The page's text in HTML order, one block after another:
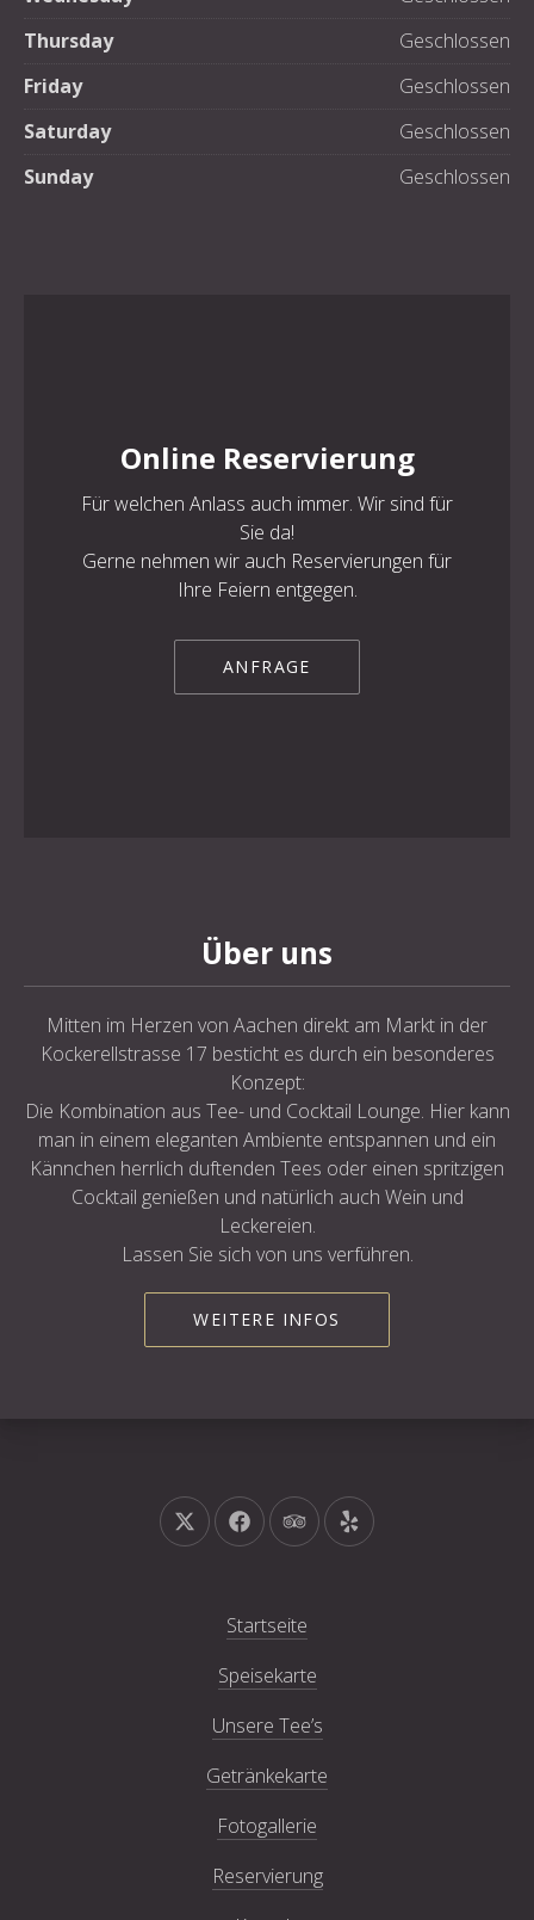
Thursday
Geschlossen
Friday
Geschlossen
Saturday
Geschlossen
Sunday
Geschlossen
Online Reservierung
Für welchen Anlass auch immer. Wir sind für
Sie da!
Gerne nehmen wir auch Reservierungen für
Ihre Feiern entgegen.
ANFRAGE
Über uns
Mitten im Herzen von Aachen direkt am Markt in der
Kockerellstrasse 17 besticht es durch ein besonderes
Konzept:
Die Kombination aus Tee- und Cocktail Lounge. Hier kann
man in einem eleganten Ambiente entspannen und ein
Kännchen herrlich duftenden Tees oder einen spritzigen
Cocktail genießen und natürlich auch Wein und
Leckereien.
Lassen Sie sich von uns verführen.
WEITERE INFOS
Neues Fenster
Neues Fenster
Neues FensterNeues Fenster
Startseite
Speisekarte
Unsere Tee’s
Getränkekarte
Fotogallerie
Reservierung